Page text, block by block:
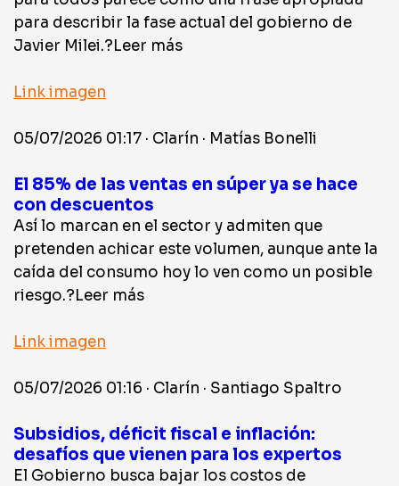
para describir la fase actual del gobierno de
Javier Milei.?Leer más
Link imagen
05/07/2026 01:17 · Clarín · Matías Bonelli
El 85% de las ventas en súper ya se hace
con descuentos
Así lo marcan en el sector y admiten que
pretenden achicar este volumen, aunque ante la
caída del consumo hoy lo ven como un posible
riesgo.?Leer más
Link imagen
05/07/2026 01:16 · Clarín · Santiago Spaltro
Subsidios, déficit fiscal e inflación:
desafíos que vienen para los expertos
El Gobierno busca bajar los costos de